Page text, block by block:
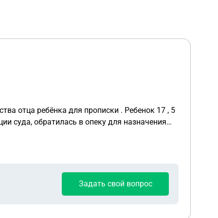
суда, обратилась в опеку для назначения
прав являюсь ее
Задать свой вопрос